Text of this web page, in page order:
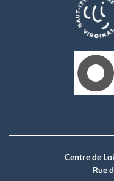
Centre de
Rue